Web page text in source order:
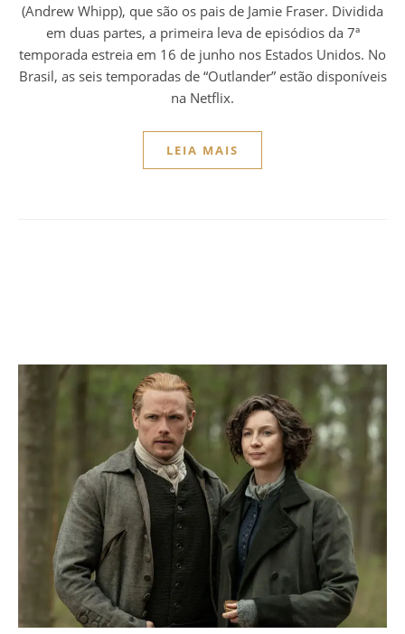
(Andrew Whipp), que são os pais de Jamie Fraser. Dividida
em duas partes, a primeira leva de episódios da 7ª
temporada estreia em 16 de junho nos Estados Unidos. No
Brasil, as seis temporadas de “Outlander” estão disponíveis
na Netflix.
LEIA MAIS